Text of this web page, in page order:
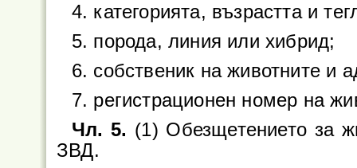
4. категорията, възрастта и
5. порода, линия или хибрид;
6. собственик на животните и
7. регистрационен номер на
Чл. 5. (1) Обезщетението за
ЗВД.